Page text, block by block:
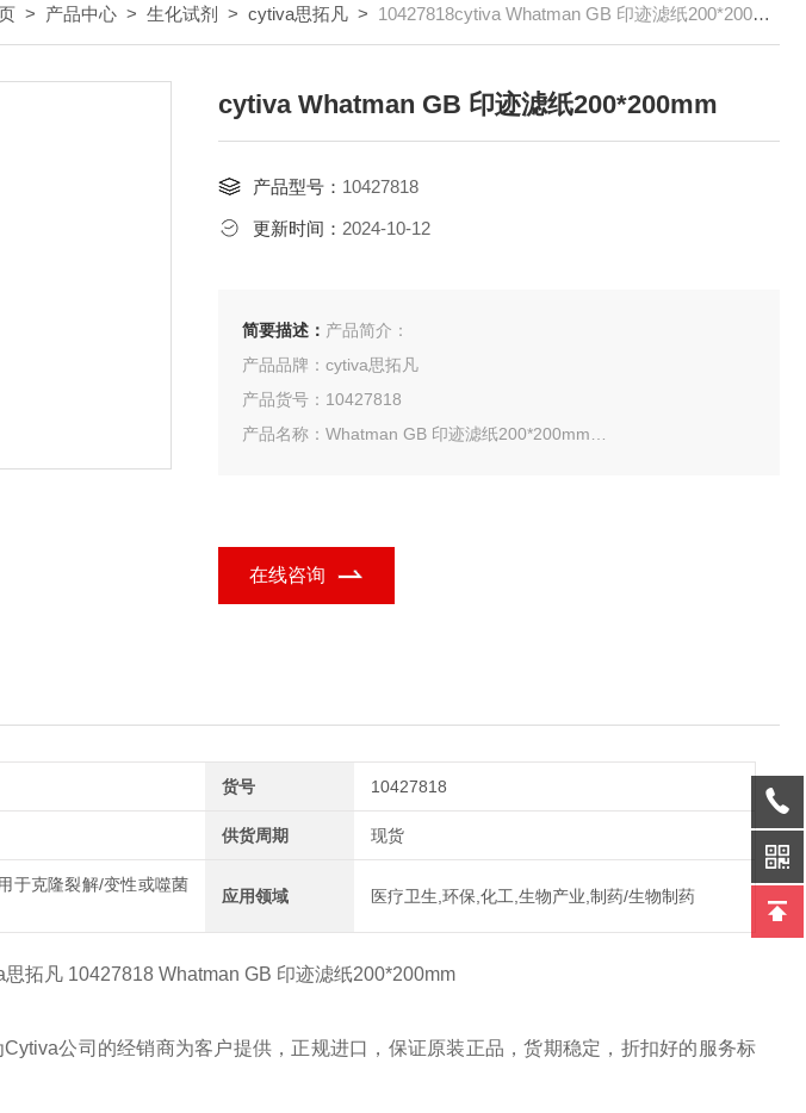
> 产品中心 >生化试剂 >cytiva思拓凡 > 10427818cytiva Whatman GB 印迹滤纸200*200mm
cytiva Whatman GB 印迹滤纸200*200mm
产品型号： 10427818
更新时间： 2024-10-12
简要描述： 产品简介：
产品品牌：cytiva思拓凡
产品货号：10427818
产品名称：Whatman GB 印迹滤纸200*200mm
在线咨询
货号 10427818
供货周期 现货
于克隆裂解/变性或噬菌
应用领域 医疗卫生,环保,化工,生物产业,制药/生物制药
思拓凡 10427818 Whatman GB 印迹滤纸200*200mm
Cytiva公司的经销商为客户提供，正规进口，保证原装正品，货期稳定，折扣好的服务标